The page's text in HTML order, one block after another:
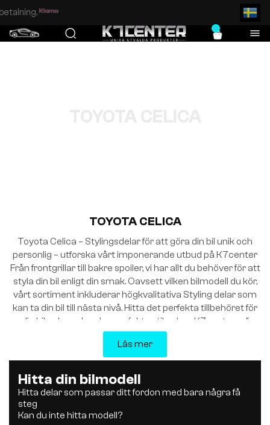
Enkel och säker betalning.
0
TOYOTA CELICA
Toyota Celica – Stylingsdelar för att göra din bil unik och
personlig – utforska vårt imponerande utbud på K7center
Från frontgrillar till bakre spoiler, vi har allt du behöver för att
styla din bil enligt din smak. Oavsett vilken bilmodell du kör,
vårt sortiment inkluderar högkvalitativa Styling delar som
kan ta din bil till nästa nivå. Hitta det perfekta tillbehöret för
din bil och ge den den perfekta stilen hos K7center.se”
Läs mer
Hitta din bilmodell
Hitta delar som passar ditt fordon med bara några få
steg
Kan du inte hitta modell?